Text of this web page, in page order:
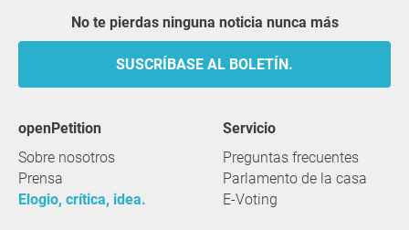
No te pierdas ninguna noticia nunca más
SUSCRÍBASE AL BOLETÍN.
openPetition
Sobre nosotros
Prensa
Elogio, crítica, idea.
servicio
Preguntas frecuentes
Parlamento de la casa
E-Voting